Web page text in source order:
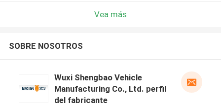
Vea más
SOBRE NOSOTROS
Wuxi Shengbao Vehicle
Manufacturing Co., Ltd. perfil
del fabricante